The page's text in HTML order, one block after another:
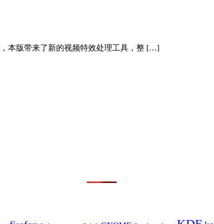
本版带来了新的视频特效处理工具，整 […]